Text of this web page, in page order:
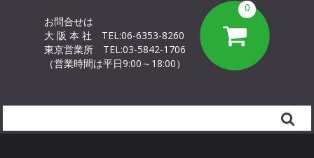
お問合せは
大 阪 本 社 TEL:06-6353-8260
東京営業所 TEL:03-5842-1706
（営業時間は平日9:00～18:00）
0